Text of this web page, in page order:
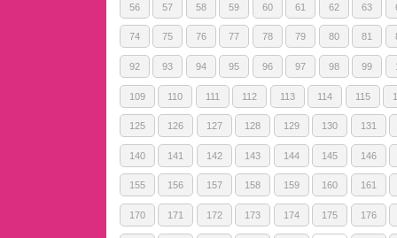
56 57 58 59 60 61 62 63
74 75 76 77 78 79 80 81
92 93 94 95 96 97 98 99
109 110 111 112 113 114 115
125 126 127 128 129 130 131
140 141 142 143 144 145 146
155 156 157 158 159 160 161
170 171 172 173 174 175 176